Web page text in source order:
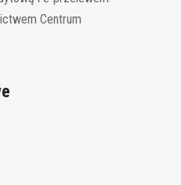
Centrum